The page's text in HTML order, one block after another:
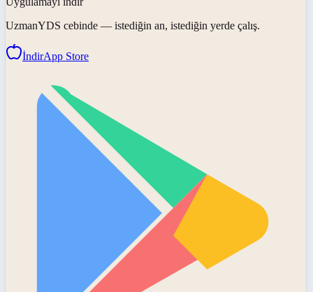
UzmanYDS cebinde — istediğin an, istediğin yerde çalış.
İndirApp Store